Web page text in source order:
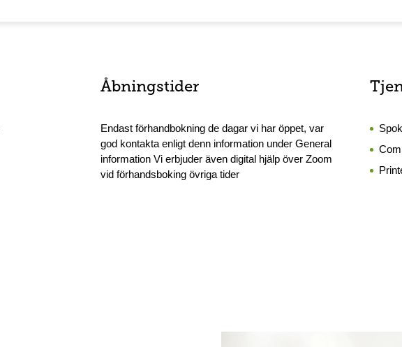
Åbningstider
Endast förhandbokning de dagar vi har öppet, var
god kontakta enligt denn information under General
information Vi erbjuder även digital hjälp över Zoom
vid förhandsboking övriga tider